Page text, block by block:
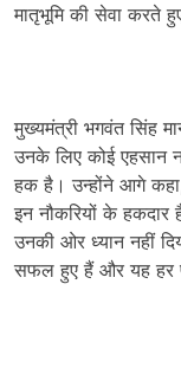
मातृभूमि की सेवा करते
मुख्यमंत्री भगवंत सिंह
उनके लिए कोई एहसान
हक है। उन्होंने आगे
इन नौकरियों के हकदार
उनकी ओर ध्यान नहीं
सफल हुए हैं और यह हर